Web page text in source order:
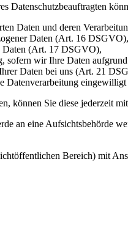
Datenschutzbeauftragten
Daten und deren
Daten (Art. 16 DSGVO),
Daten (Art. 17 DSGVO),
sofern wir Ihre Daten
Daten bei uns (Art. 21
Datenverarbeitung
können Sie diese jederzeit
an eine Aufsichtsbehörde
Bereich) mit